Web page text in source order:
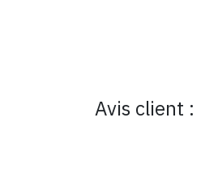
Avis client :